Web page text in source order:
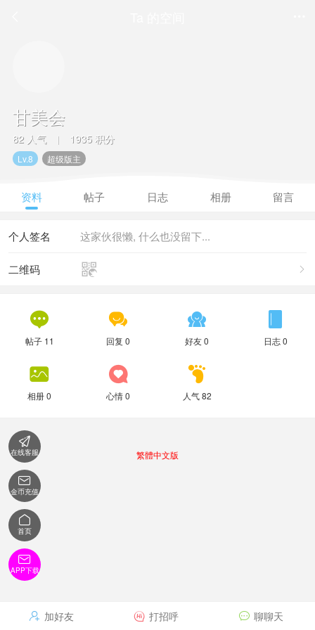
甘美会
82 人气 | 1935 积分
Lv.8 超级版主
资料 帖子 日志 相册 留言
这家伙很懒, 什么也没留下...
个人签名


二维码

帖子 11

回复 0

好友 0

日志 0

相册 0

心情 0

人气 82
 加好友  打招呼  聊聊天
繁體中文版

在线客服

金币充值

首页

APP下载